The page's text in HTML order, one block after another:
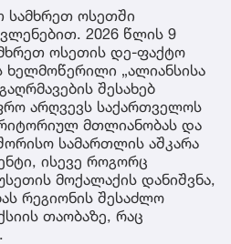
სამხრეთ ოსეთში
2026 წლის 9
ოსეთის დე-ფაქტო
„ალიანსისა
შესახებ
არღვევს საქართველოს
მთლიანობას და
სამართლის აშკარა
ისევე როგორც
მოქალაქის დანიშვნა,
რეგიონის შესაძლო
თაობაზე, რაც